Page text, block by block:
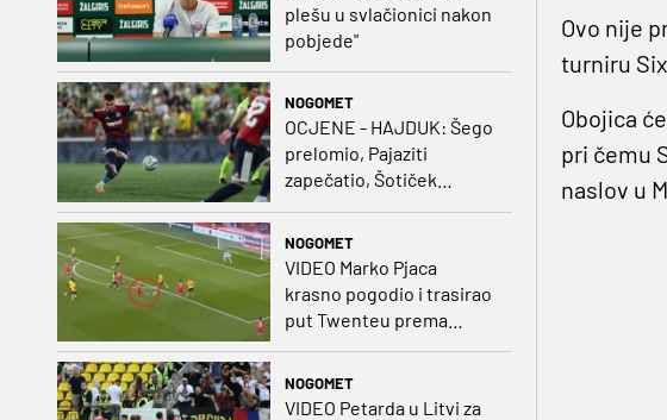
plešu u svlačionici nakon
pobjede"
NOGOMET
OCJENE - HAJDUK: Šego
prelomio, Pajaziti
zapečatio, Šotiček
NOGOMET
VIDEO Marko Pjaca
krasno pogodio i trasirao
put Twenteu prema
važnoj pobjedi
NOGOMET
VIDEO Petarda u Litvi za
Ovo nije
turniru
Obojica
pri čemu
naslov u